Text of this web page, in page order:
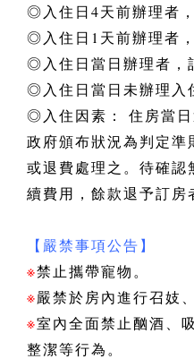
◎入住 日4天前辦理者
◎ 入住 日1天前辦理者
◎ 入住 日當日辦理者
◎ 入住 日當日未辦理
◎ 入住因素： 住房當
政府頒布狀況為判定
或退費處理之。待確
續費用，餘款退予訂房
【嚴禁事項公告】
※禁止攜帶寵物。
※嚴禁於房內進行召妓
※室內全面禁止酗酒、
整潔等行為。